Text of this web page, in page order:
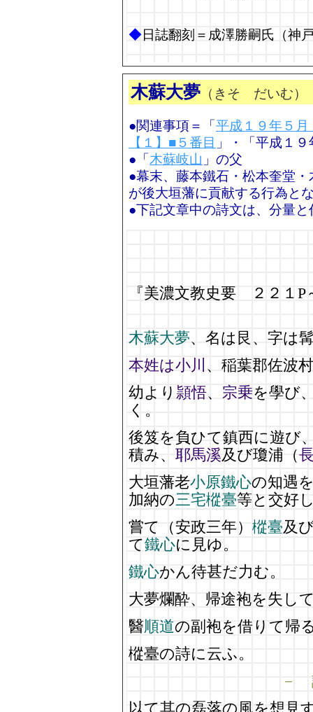
◆日誌翻刻＝成澤勝嗣氏（神
木蘇大夢 （きそ だいむ）
●関連事項＝「 平成１９年５
【１】■５番目 」・「平成１
●「 木蘇岐山 」の父
●幕末、藤本鐵石・松本奎堂
が後大垣藩に貢献する行為と
●下記文章中の詩文は、分量
『美濃文教史要 ２２１
木蘇大夢、名は艮、字は
本姓は小川 、稲葉郡佐波
幼より 頴悟、 宗乗を學び
く。
後笈を負ひて鎮西に遊び
積み、 耶馬溪及び瓊浦（
大垣藩老小原鐵心の知遇
加納の三宅樅臺等と交好
嘗て（安政三年） 樅臺及
て鐵心に見ゆ。
鐵心かん待甚だ力む。
大夢爛酔、帰途袍を失し
醫順道の副袍を借りて帰
樅臺の詩に云ふ。
－
以て其の磊落の風を想見